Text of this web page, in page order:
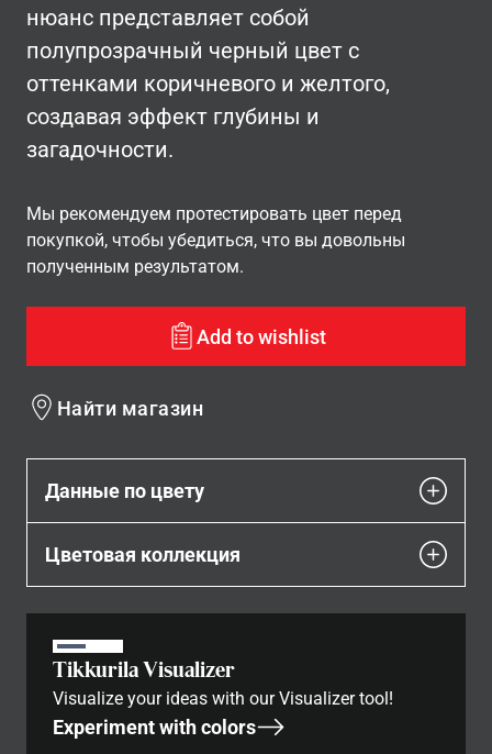
нюанс представляет собой
полупрозрачный черный цвет с
оттенками коричневого и желтого,
создавая эффект глубины и
загадочности.
Мы рекомендуем протестировать цвет перед
покупкой, чтобы убедиться, что вы довольны
полученным результатом.
Add to wishlist
Найти магазин
Данные по цвету
Цветовая коллекция
Tikkurila Visualizer
Visualize your ideas with our Visualizer tool!
Experiment with colors